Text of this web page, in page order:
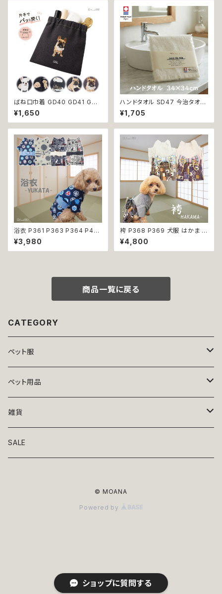
ショップに質問する
柄 小型犬 子犬 仔犬 夏 送料無
料 返品交換不可
け 返品交換不可
ばね口巾着 GD40 GD41 GD4
2 GD43 GD44 わんこポーチ
ポーチ デニム コットン チワワ柄
トイプードル柄 フレンチブルドッ
贈り物
¥1,650
ハンドタオル SD47 今治タオル
タオル 34×34cm Imabari Tir
er 白 アイボリー ラムコ糸 イン
ド綿 贅沢タオル 高級 シンプル
¥1,705
浴衣 P361 P363 P364 P40
3 ハンドメイド 手鞠 紺 ネイビ
ー 白 ホワイト きなり ドッグ ウ
ェア ドッグウエア 犬 猫 ペット
¥3,980
袴 P368 P369 犬服 はかま イ
エロー パープル 和柄 うさぎ リ
ボントップス ボトムス ドッグウェ
ア ドッグ ウェア ドッグウエア 犬
¥4,800
商品一覧に戻る
CATEGORY
ペット服
トップス
ニット
アロハ
ボトムス
ワンピース
ペット用品
ベッド
リード・首輪
雑貨
アート
SALE
© MOANA
Powered by